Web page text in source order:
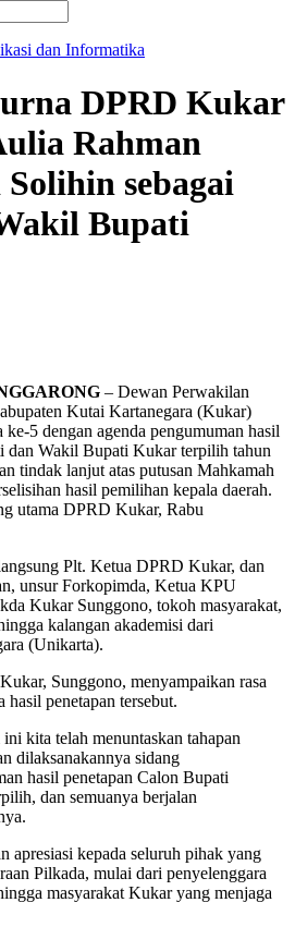
dan Informatika
DPRD Kukar
Rahman
sebagai
Bupati
– Dewan Perwakilan
Kutai Kartanegara (Kukar)
5 dengan agenda pengumuman hasil
dan Wakil Bupati Kukar terpilih tahun
tindak lanjut atas putusan Mahkamah
hasil pemilihan kepala daerah.
utama DPRD Kukar, Rabu
Plt. Ketua DPRD Kukar, dan
unsur Forkopimda, Ketua KPU
Kukar Sunggono, tokoh masyarakat,
kalangan akademisi dari
(Unikarta).
Sunggono, menyampaikan rasa
penetapan tersebut.
kita telah menuntaskan tahapan
dilaksanakannya sidang
hasil penetapan Calon Bupati
dan semuanya berjalan
apresiasi kepada seluruh pihak yang
Pilkada, mulai dari penyelenggara
masyarakat Kukar yang menjaga